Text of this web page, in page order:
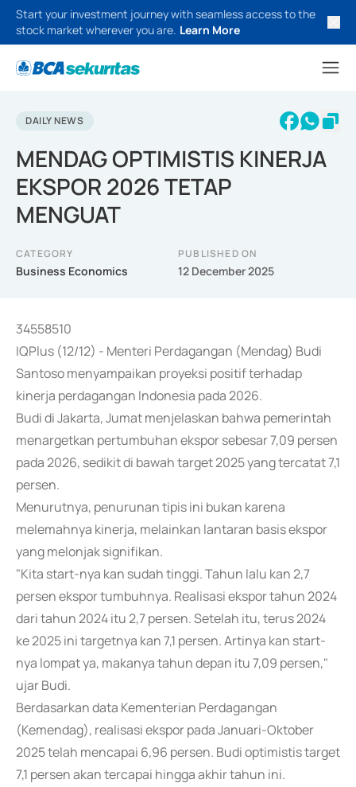
Start your investment journey with seamless access to the
stock market wherever you are. Learn More
DAILY NEWS
MENDAG OPTIMISTIS KINERJA
EKSPOR 2026 TETAP
MENGUAT
CATEGORY
Business Economics
PUBLISHED ON
12 December 2025
34558510
IQPlus (12/12) - Menteri Perdagangan (Mendag) Budi
Santoso menyampaikan proyeksi positif terhadap
kinerja perdagangan Indonesia pada 2026.
Budi di Jakarta, Jumat menjelaskan bahwa pemerintah
menargetkan pertumbuhan ekspor sebesar 7,09 persen
pada 2026, sedikit di bawah target 2025 yang tercatat 7,1
persen.
Menurutnya, penurunan tipis ini bukan karena
melemahnya kinerja, melainkan lantaran basis ekspor
yang melonjak signifikan.
"Kita start-nya kan sudah tinggi. Tahun lalu kan 2,7
persen ekspor tumbuhnya. Realisasi ekspor tahun 2024
dari tahun 2024 itu 2,7 persen. Setelah itu, terus 2024
ke 2025 ini targetnya kan 7,1 persen. Artinya kan start-
nya lompat ya, makanya tahun depan itu 7,09 persen,"
ujar Budi.
Berdasarkan data Kementerian Perdagangan
(Kemendag), realisasi ekspor pada Januari-Oktober
2025 telah mencapai 6,96 persen. Budi optimistis target
7,1 persen akan tercapai hingga akhir tahun ini.